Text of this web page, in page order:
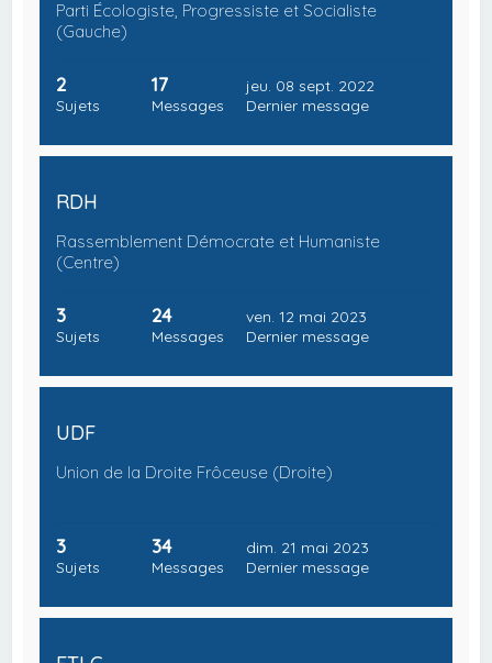
Parti Écologiste, Progressiste et Socialiste
(Gauche)
2
Sujets
17
Messages
jeu. 08 sept. 2022
Dernier message
RDH
Rassemblement Démocrate et Humaniste
(Centre)
3
Sujets
24
Messages
ven. 12 mai 2023
Dernier message
UDF
Union de la Droite Frôceuse (Droite)
3
Sujets
34
Messages
dim. 21 mai 2023
Dernier message